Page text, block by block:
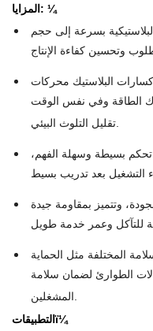
المزايا: ¼
بسرعة إلى حجم
البلاستيك محركات
الطاقة وفي نفس الوقت
تقليل التلوث البيئي.
بسيطة وسهلة الفهم،
وتتميز بمقاومة جيدة
المختلفة مثل الحماية
الطوارئ لضمان سلامة
المشغلين.
التطبيقاتï¼